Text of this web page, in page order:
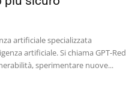
artificiale specializzata
artificiale. Si chiama GPT-Red
sperimentare nuove...